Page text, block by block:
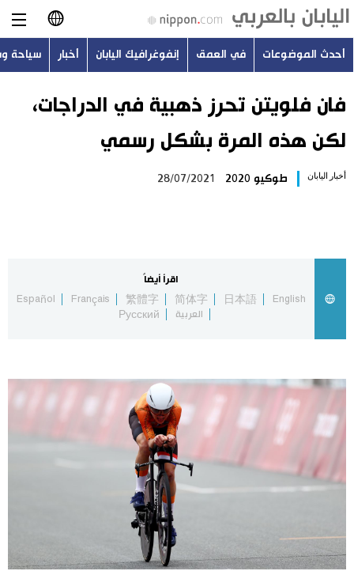
日本語
English
Русский
أحدث الموضوعات
اليابان في فيديو
مانغا وأنيمي
علوم وتكنولوجيا
صور
الأكثر تفاعلا
أحدث الموضوعات في العمق إنفوغرافيك اليابان أخبار سياحة
فان فلويتن تحرز ذهبية في الدراجات،
لكن هذه المرة بشكل رسمي
أخبار اليابان طوكيو 2020 28/07/2021
اقرأ أيضاً
English
日本語
简体字
繁體字
Français
Español
العربية
Русский